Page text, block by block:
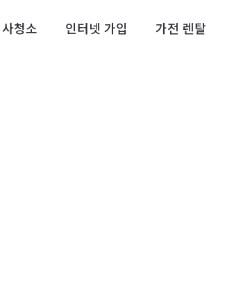
청소 인터넷 가입 가전 렌탈